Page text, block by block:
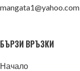
mangata1@yahoo.com
БЪРЗИ ВРЪЗКИ
Начало